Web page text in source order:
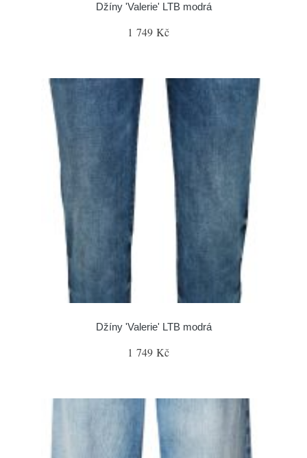
Džíny 'Valerie' LTB modrá
1 749 Kč
Džíny 'Valerie' LTB modrá
1 749 Kč